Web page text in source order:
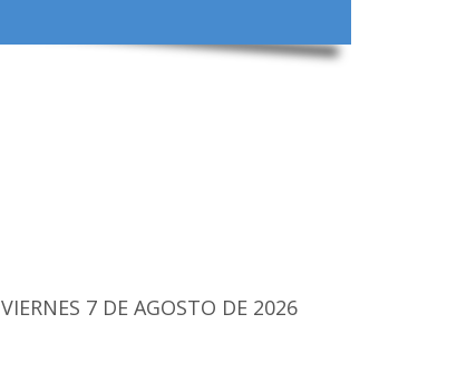
VIERNES 7 DE AGOSTO DE 2026